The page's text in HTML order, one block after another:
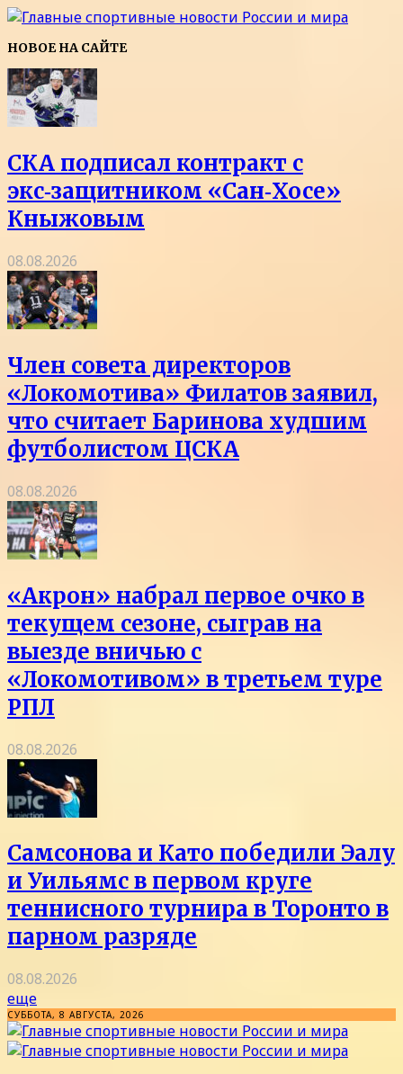
НОВОЕ НА САЙТЕ
СКА подписал контракт с
экс‑защитником «Сан‑Хосе»
Кныжовым
08.08.2026
Член совета директоров
«Локомотива» Филатов заявил,
что считает Баринова худшим
футболистом ЦСКА
08.08.2026
«Акрон» набрал первое очко в
текущем сезоне, сыграв на
выезде вничью с
«Локомотивом» в третьем туре
РПЛ
08.08.2026
Самсонова и Като победили Эалу
и Уильямс в первом круге
теннисного турнира в Торонто в
парном разряде
08.08.2026
еще
СУББОТА, 8 АВГУСТА, 2026